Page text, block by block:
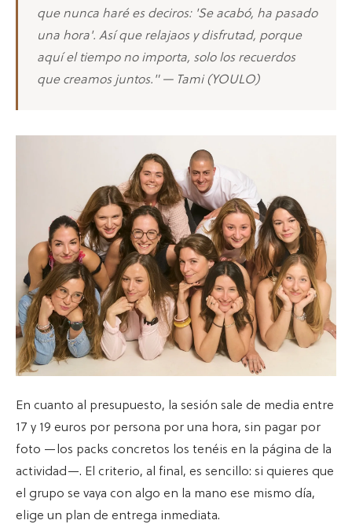
que nunca haré es deciros: 'Se acabó, ha pasado
una hora'. Así que relajaos y disfrutad, porque
aquí el tiempo no importa, solo los recuerdos
que creamos juntos." — Tami (YOULO)
En cuanto al presupuesto, la sesión sale de media entre
17 y 19 euros por persona por una hora, sin pagar por
foto —los packs concretos los tenéis en la página de la
actividad—. El criterio, al final, es sencillo: si quieres que
el grupo se vaya con algo en la mano ese mismo día,
elige un plan de entrega inmediata.